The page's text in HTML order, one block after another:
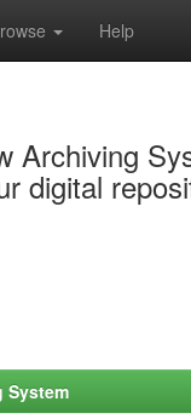
Help
Archiving
digital
System